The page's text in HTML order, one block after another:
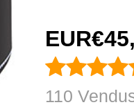
EUR€45,
110